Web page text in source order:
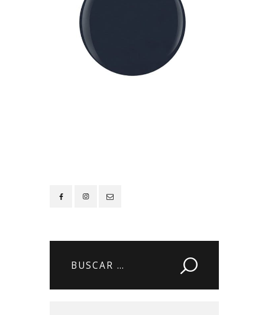
Contacto
Buscar: